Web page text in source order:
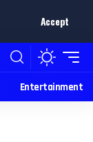
Accept
Entertainment